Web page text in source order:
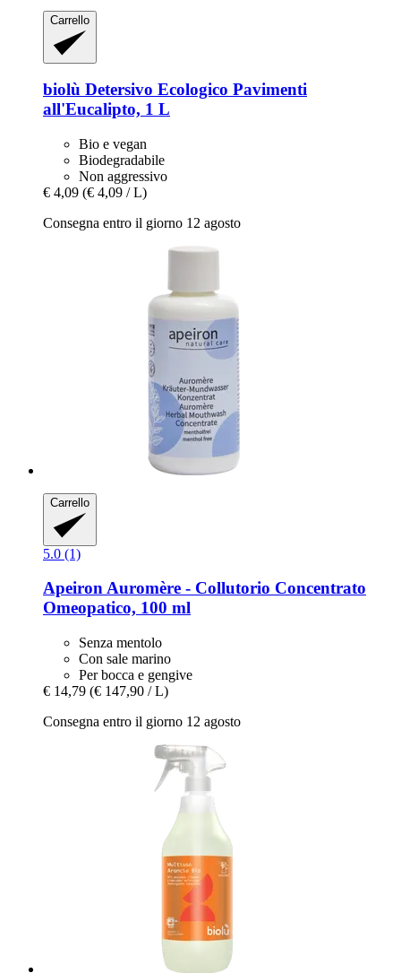
Carrello
biolù Detersivo Ecologico Pavimenti
all'Eucalipto, 1 L
Bio e vegan
Biodegradabile
Non aggressivo
€ 4,09 (€ 4,09 / L)
Consegna entro il giorno 12 agosto
Carrello
5.0 (1)
ApeironAuromère -​ Collutorio Concentrato
Omeopatico, 100 ml
Senza mentolo
Con sale marino
Per bocca e gengive
€ 14,79 (€ 147,90 / L)
Consegna entro il giorno 12 agosto